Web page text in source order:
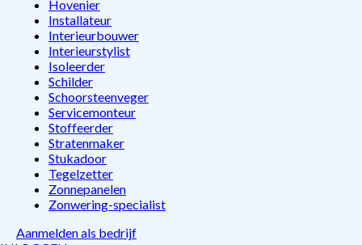
Hovenier
Installateur
Interieurbouwer
Interieurstylist
Isoleerder
Schilder
Schoorsteenveger
Servicemonteur
Stoffeerder
Stratenmaker
Stukadoor
Tegelzetter
Zonnepanelen
Zonwering-specialist
Aanmelden als bedrijf